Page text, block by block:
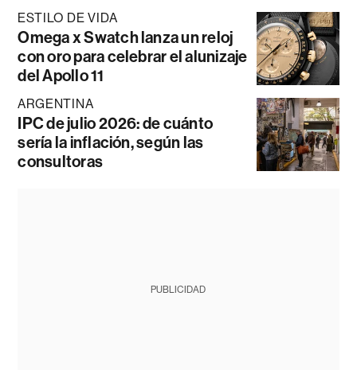
ESTILO DE VIDA
Omega x Swatch lanza un reloj
con oro para celebrar el alunizaje
del Apollo 11
ARGENTINA
IPC de julio 2026: de cuánto
sería la inflación, según las
consultoras
PUBLICIDAD